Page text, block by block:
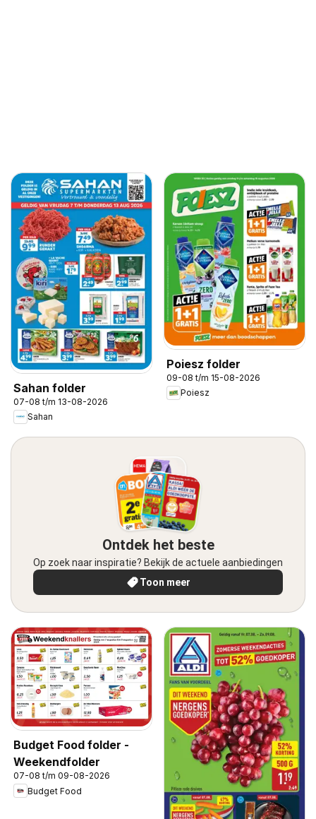
Sahan folder
07-08 t/m 13-08-2026
Sahan
Poiesz folder
09-08 t/m 15-08-2026
Poiesz
Ontdek het beste
Op zoek naar inspiratie? Bekijk de actuele aanbiedingen
Toon meer
Budget Food folder -
Weekendfolder
07-08 t/m 09-08-2026
Budget Food